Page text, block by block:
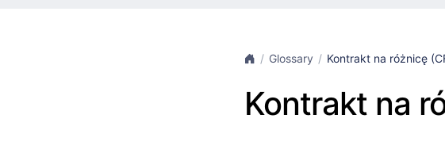
Glossary Kontrakt na różnicę
Kontrakt na